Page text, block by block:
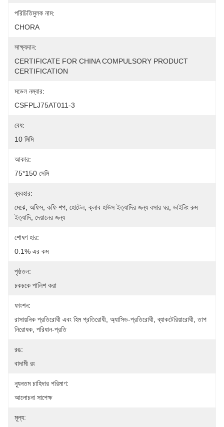
পরিচিতিমুলক নাম:
CHORA
সাক্ষ্যদান:
CERTIFICATE FOR CHINA COMPULSORY PRODUCT
CERTIFICATION
মডেল নম্বার:
CSFPLJ75AT011-3
বেধ:
10 মিমি
আকার:
75*150 সেমি
ব্যবহার:
মেঝে, অফিস, কফি শপ, হোটেল, ক্লাব হাউস ইত্যাদির জন্য বসার ঘর, ডাইনিং রুম
ইত্যাদি, দেয়ালের জন্য
শোষণ হার:
0.1% এর কম
পৃষ্ঠতল:
চকচকে পালিশ করা
ফাংশন:
রাসায়নিক প্রতিরোধী এবং হিম প্রতিরোধী, অ্যাসিড-প্রতিরোধী, ব্যাকটেরিয়ারোধী, তাপ
নিরোধক, পরিধান-প্রতি
রঙ:
বাদামী রং
ন্যূনতম চাহিদার পরিমাণ:
আলোচনা সাপেক্ষ
মূল্য: